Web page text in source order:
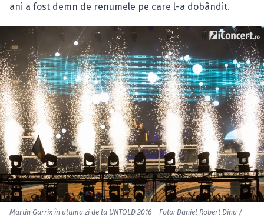
ani a fost demn de renumele pe care l-a dobândit.
Martin Garrix în ultima zi de la UNTOLD 2016 – Foto: Daniel Robert Dinu /